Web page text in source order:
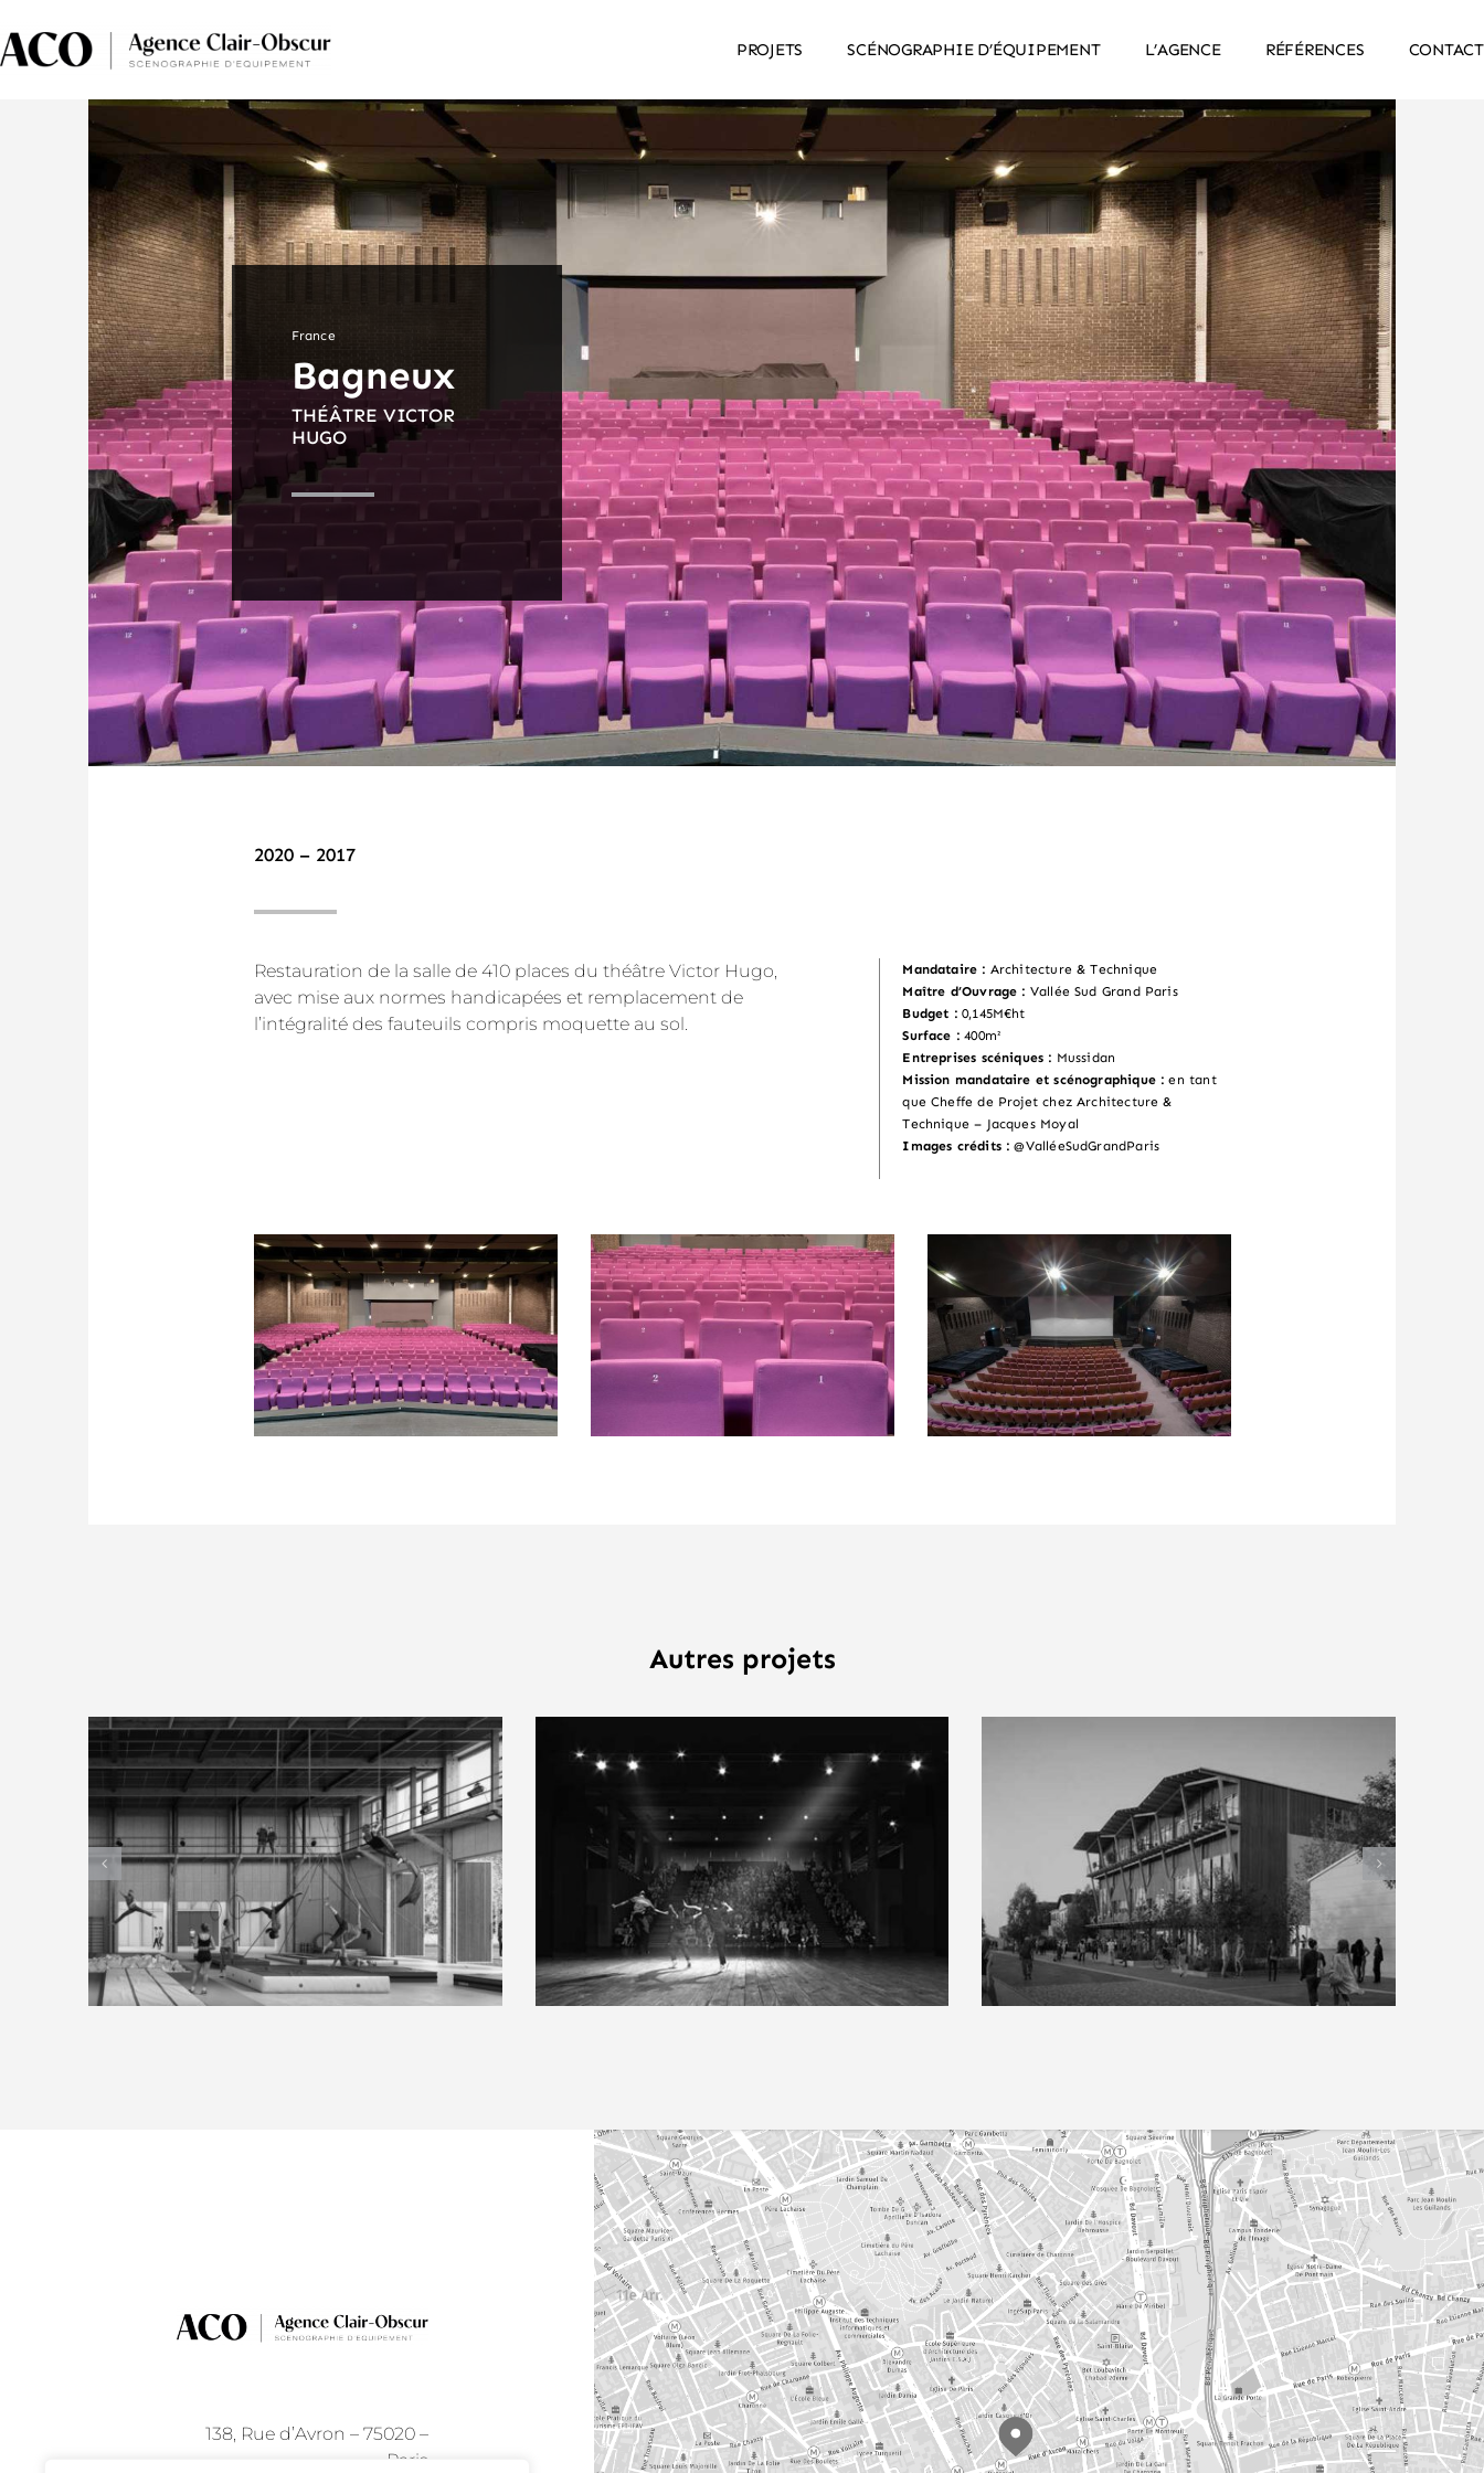
au
contenu
PROJETS SCÉNOGRAPHIE D’ÉQUIPEMENT L’AGENCE RÉFÉRENCES CONTACT
France
Bagneux
THÉÂTRE VICTOR
HUGO
2020 – 2017
Restauration de la salle de 410 places du théâtre Victor Hugo,
avec mise aux normes handicapées et remplacement de
l’intégralité des fauteuils compris moquette au sol.
Mandataire : Architecture & Technique
Maître d’Ouvrage : Vallée Sud Grand Paris
Budget :0,145M€ht
Surface : 400m²
Entreprises scéniques : Mussidan
Mission mandataire et scénographique : en tant
que Cheffe de Projet chez Architecture &
Technique – Jacques Moyal
Images crédits :@ValléeSudGrandParis
Autres projets
Nantes
Port des Arts Nomades – Espace
Cirque
Bordeaux
CDCN La Manufacture des
Chaussures
Mérignac
SMAC le Krakatoa
138, Rue d’Avron – 75020 –
Paris